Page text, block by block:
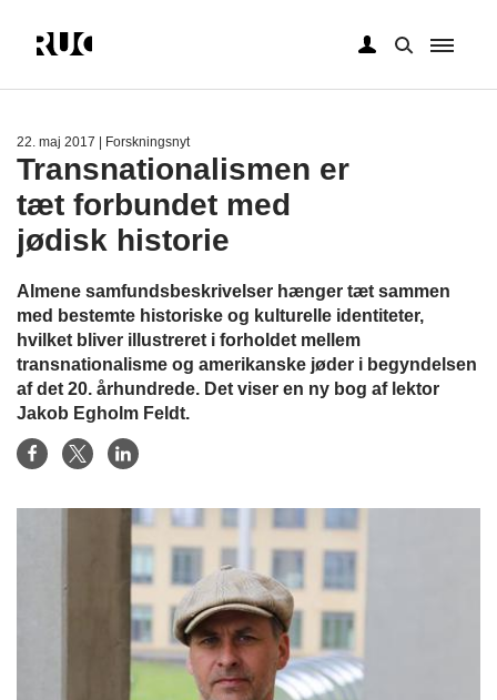
22. maj 2017 | Forskningsnyt
Transnationalismen er
tæt forbundet med
jødisk historie
Almene samfundsbeskrivelser hænger tæt sammen
med bestemte historiske og kulturelle identiteter,
hvilket bliver illustreret i forholdet mellem
transnationalisme og amerikanske jøder i begyndelsen
af det 20. århundrede. Det viser en ny bog af lektor
Jakob Egholm Feldt.